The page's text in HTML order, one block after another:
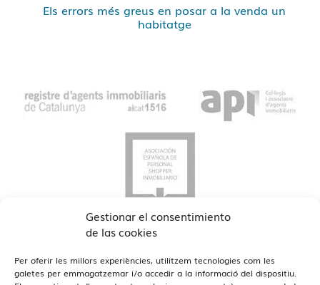
Gestionar el consentimiento
de las cookies
Per oferir les millors experiències, utilitzem tecnologies com les
galetes per emmagatzemar i/o accedir a la informació del dispositiu.
Els errors més greus en posar a la venda un
habitatge